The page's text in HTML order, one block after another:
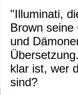
"Illuminati,
Brown
und
klar ist, wer
sind?